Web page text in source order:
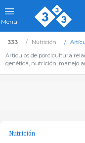
Menú
333 Nutrición
Artículos de porcicultura
genética, nutrición, manejo
Nutrición